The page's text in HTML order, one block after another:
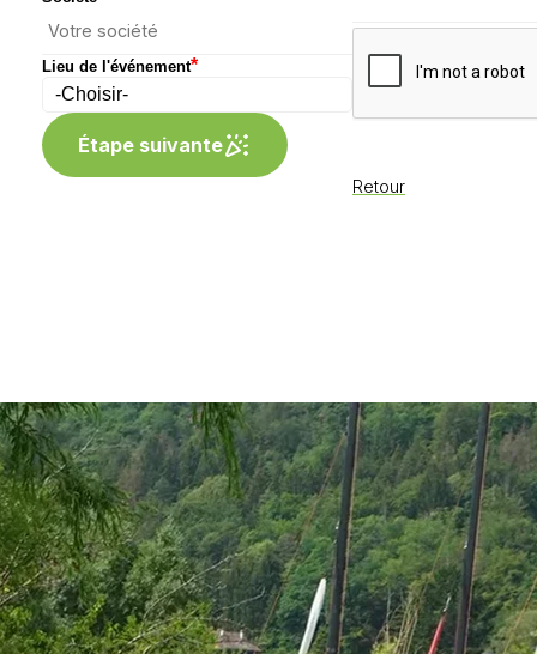
Lieu de l'événement*
Étape suivante
Retour